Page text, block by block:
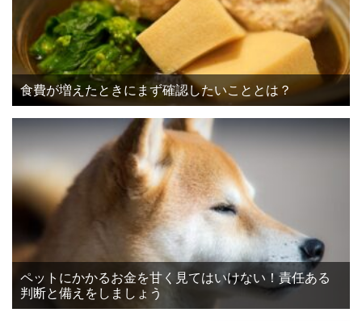
食費が増えたときにまず確認したいこととは？
ペットにかかるお金を甘く見てはいけない！責任ある
判断と備えをしましょう